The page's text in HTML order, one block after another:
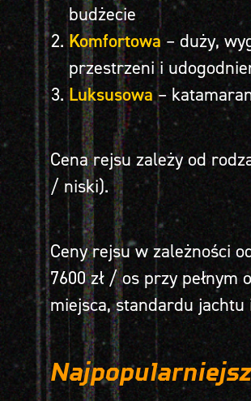
budżecie
Komfortowa – duży,
przestrzeni i
Luksusowa–
Cena rejsu zależy od
/ niski).
Ceny rejsu w zależności
7600 zł / os przy pełnym
miejsca, standardu